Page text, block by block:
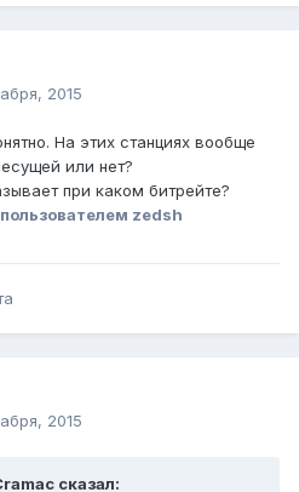
2015
На этих станциях вообще
или нет?
при каком битрейте?
пользователем zedsh
2015
сказал: